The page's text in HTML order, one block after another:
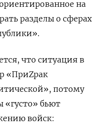
на
разделы о сферах
что ситуация в
«ПриZрак
потому
«густо» бьют
войск: